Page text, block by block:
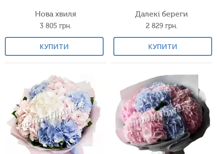
Нова хвиля
3 805 грн.
КУПИТИ
Далекі береги
2 829 грн.
КУПИТИ